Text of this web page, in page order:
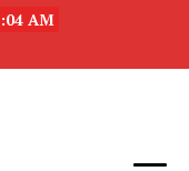
AM